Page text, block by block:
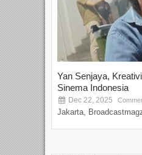
Yan Senjaya,
Sinema Indonesia
Dec 22, 2025
Jakarta,